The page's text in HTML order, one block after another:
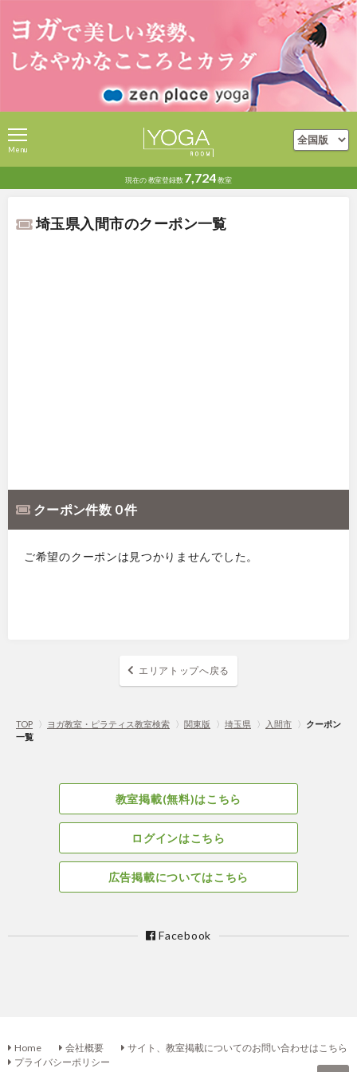
現在の教室登録数 7,724教室
Menu
埼玉県入間市のクーポン一覧
クーポン件数 0 件
ご希望のクーポンは見つかりませんでした。
エリアトップへ戻る
TOP 〉 ヨガ教室・ピラティス教室検索 〉 関東版 〉 埼玉県 〉 入間市 〉 クーポン
一覧
教室掲載(無料)はこちら
ログインはこちら
広告掲載についてはこちら
Facebook
Home 会社概要
サイト、教室掲載についてのお問い合わせはこちら
プライバシーポリシー